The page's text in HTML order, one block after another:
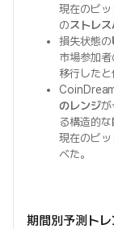
現在のビ
のストレ
損失状態の
市場参加
移行したと
CoinDream
のレンジが
る構造的な
現在のビ
べた。
期間別予測ト